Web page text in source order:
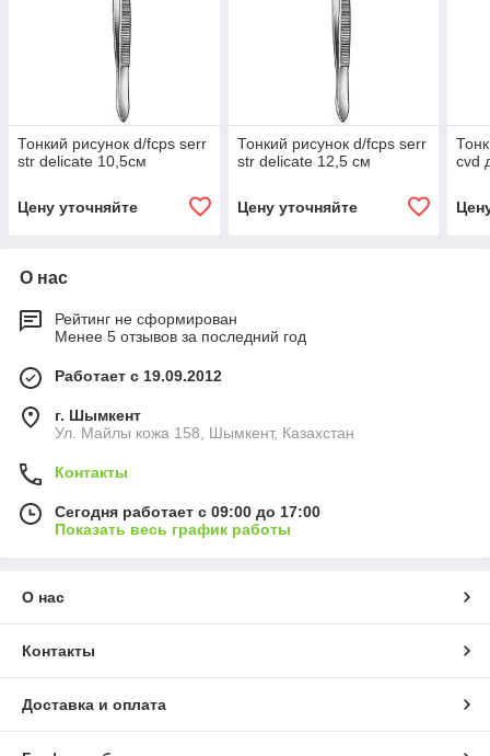
Тонкий рисунок d/fcps serr
str delicate 10,5см
Цену уточняйте
Тонкий рисунок d/fcps serr
str delicate 12,5 см
Цену уточняйте
cvd
О нас
Рейтинг не сформирован
Менее 5 отзывов за последний год
Работает с 19.09.2012
г. Шымкент
Ул. Майлы кожа 158, Шымкент, Казахстан
Контакты
Сегодня работает с 09:00 до 17:00
Показать весь график работы
О нас
Контакты
Доставка и оплата